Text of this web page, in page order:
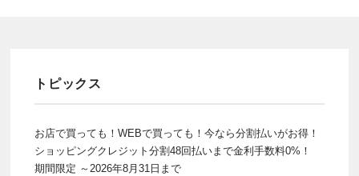
トピックス
お店で買っても！WEBで買っても！今なら分割払いがお得！
ショッピングクレジット分割48回払いまで金利手数料0%！
期間限定 ～2026年8月31日まで